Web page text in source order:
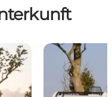
Autocamper